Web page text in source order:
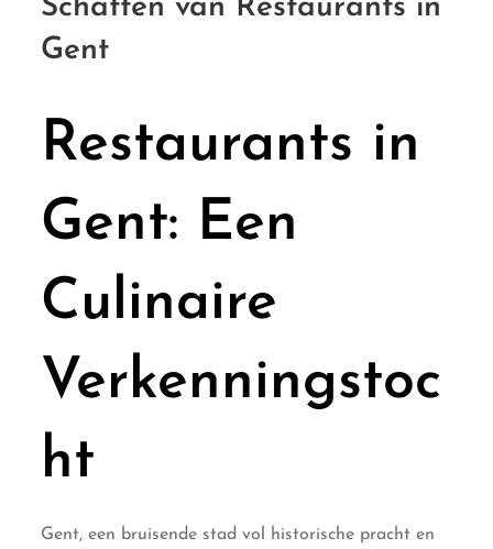
Schatten van Restaurants in
Gent
Restaurants in
Gent: Een
Culinaire
Verkenningstoc
ht
Gent, een bruisende stad vol historische pracht en